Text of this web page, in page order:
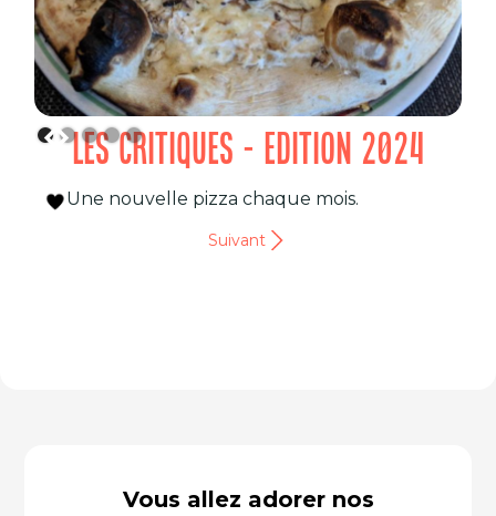
LES CRITIQUES - EDITION 2024
Une nouvelle pizza chaque mois.
Suivant
Vous allez adorer nos